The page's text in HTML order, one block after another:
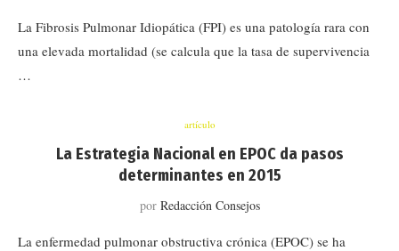
La Fibrosis Pulmonar Idiopática (FPI) es una patología rara con
una elevada mortalidad (se calcula que la tasa de supervivencia
…
artículo
La Estrategia Nacional en EPOC da pasos
determinantes en 2015
por Redacción Consejos
La enfermedad pulmonar obstructiva crónica (EPOC) se ha